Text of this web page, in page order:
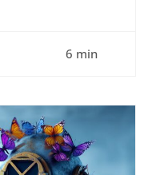
6 min